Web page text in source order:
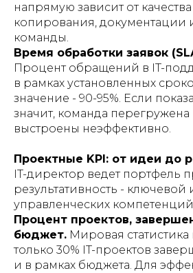
напрямую зависит от
копирования, документации
команды.
Время обработки заявок
Процент обращений в IT-
в рамках установленных
значение - 90-95%. Если
значит, команда
выстроены неэффективно.
Проектные KPI: от идеи до
IT-директор ведет портфель
результативность - ключевой
управленческих
Процент проектов,
бюджет. Мировая статистика
только 30% IT-проектов
и в рамках бюджета. Для